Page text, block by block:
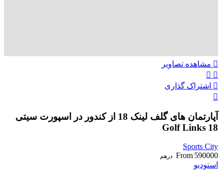
مشاهده تصاویر
اشتراک گذاری
آپارتمان های گلف لینک 18 از کندور در اسپورت سیتی
Golf Links 18
Sports City
From 590000 درهم
استودیو